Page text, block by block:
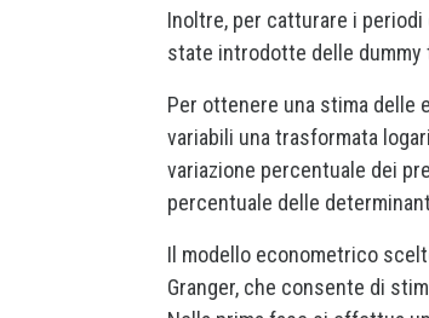
Inoltre, per catturare i
state introdotte delle dummy
Per ottenere una stima delle
variabili una trasformata
variazione percentuale dei
percentuale delle
Il modello econometrico
Granger, che consente di